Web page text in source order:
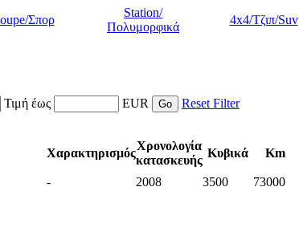
Σπορ
Station/
Πολυμορφικά
4x4/Τζιπ/Suv
Τιμή έως EUR Reset Filter
Χαρακτηρισμός
Χρονολογία
κατασκευής
Κυβικά Km
- 2008 3500
73000